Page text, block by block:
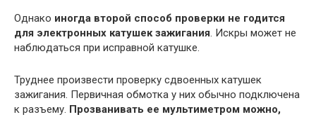
Однако иногда второй способ проверки не годится
для электронных катушек зажигания. Искры может не
наблюдаться при исправной катушке.
Труднее произвести проверку сдвоенных катушек
зажигания. Первичная обмотка у них обычно подключена
к разъему. Прозванивать ее мультиметром можно,